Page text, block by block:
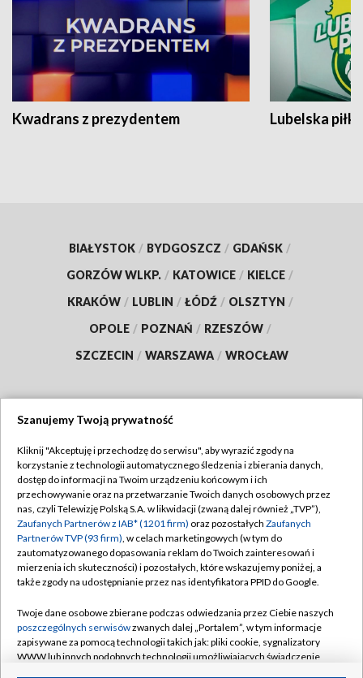
Kwadrans z prezydentem Lubelska piłka
BIAŁYSTOK / BYDGOSZCZ / GDAŃSK /
GORZÓW WLKP. / KATOWICE / KIELCE /
KRAKÓW / LUBLIN / ŁÓDŹ / OLSZTYN /
OPOLE / POZNAŃ / RZESZÓW /
SZCZECIN / WARSZAWA / WROCŁAW
TVP
Abonament TVP
Emisja w TVP
Centrum informacji TVP
Naziemna Telewizja Cyfrowa
Rada Programowa
System NOS
Regulamin TVP
Polityka prywatności
Moje zgody
Pomoc
Kontakt
Szanujemy Twoją prywatność
Kliknij "Akceptuję i przechodzę do serwisu", aby wyrazić zgody na
korzystanie z technologii automatycznego śledzenia i zbierania danych,
dostęp do informacji na Twoim urządzeniu końcowym i ich
przechowywanie oraz na przetwarzanie Twoich danych osobowych przez
nas, czyli Telewizję Polską S.A. w likwidacji (zwaną dalej również „TVP”),
Zaufanych Partnerów z IAB* (1201 firm) oraz pozostałych Zaufanych
Partnerów TVP (93 firm), w celach marketingowych (w tym do
zautomatyzowanego dopasowania reklam do Twoich zainteresowań i
mierzenia ich skuteczności) i pozostałych, które wskazujemy poniżej, a
także zgody na udostępnianie przez nas identyfikatora PPID do Google.
Twoje dane osobowe zbierane podczas odwiedzania przez Ciebie naszych
poszczególnych serwisówzwanych dalej „Portalem”, w tym informacje
zapisywane za pomocą technologii takich jak: pliki cookie, sygnalizatory
WWW lub innych podobnych technologii umożliwiających świadczenie